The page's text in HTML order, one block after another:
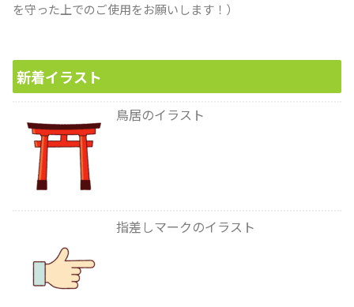
を守った上でのご使用をお願いします！）
新着イラスト
鳥居のイラスト
指差しマークのイラスト